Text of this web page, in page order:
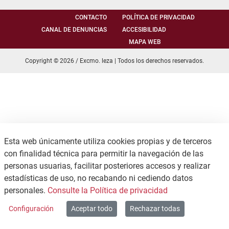
CONTACTO
POLÍTICA DE PRIVACIDAD
CANAL DE DENUNCIAS
ACCESIBILIDAD
MAPA WEB
Copyright © 2026 / Excmo. leza | Todos los derechos reservados.
Esta web únicamente utiliza cookies propias y de terceros
con finalidad técnica para permitir la navegación de las
personas usuarias, facilitar posteriores accesos y realizar
estadísticas de uso, no recabando ni cediendo datos
personales. Consulte la Política de privacidad
Configuración Aceptar todo Rechazar todas